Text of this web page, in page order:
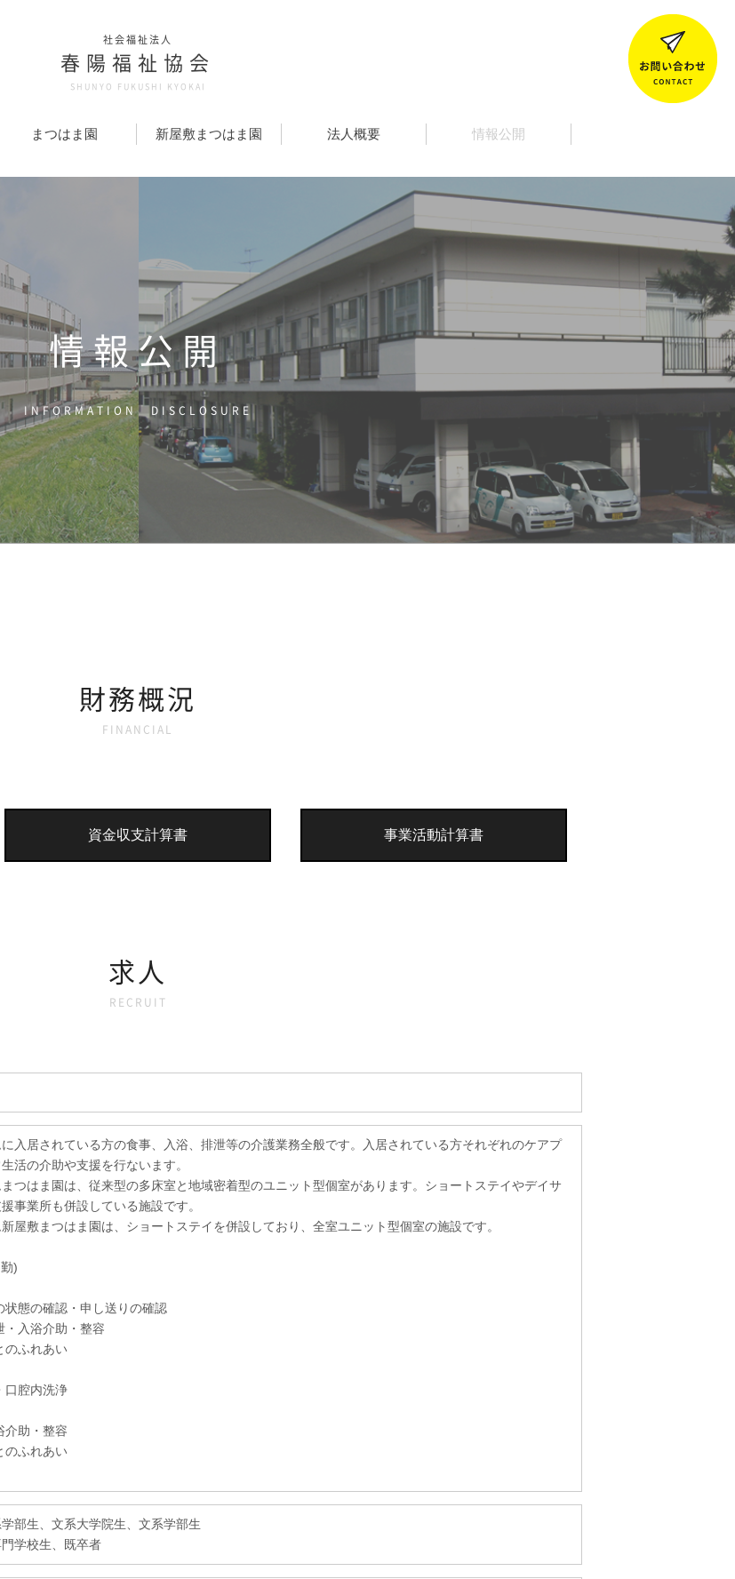
社会福祉法人
春陽福祉協会
SHUNYO FUKUSHI KYOKAI
まつはま園 新屋敷まつはま園 法人概要 情報公開
情報公開
INFORMATION DISCLOSURE
財務概況
FINANCIAL
資金収支計算書 事業活動計算書
求人
RECRUIT
入居されている方の食事、入浴、排泄等の介護業務全般です。入居されている方それぞれのケアプ
活の介助や支援を行ないます。
つはま園は、従来型の多床室と地域密着型のユニット型個室があります。ショートステイやデイサ
事業所も併設している施設です。
屋敷まつはま園は、ショートステイを併設しており、全室ユニット型個室の施設です。
)
確認・申し送りの確認
浴介助・整容
れあい
腔内洗浄
助・整容
れあい
部生、文系大学院生、文系学部生
学校生、既卒者